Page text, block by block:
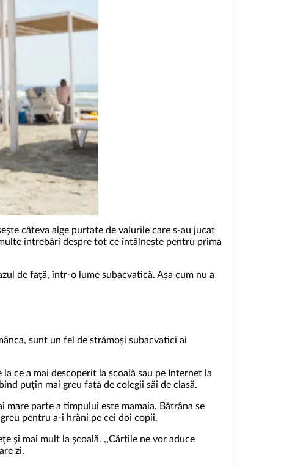
câteva alge purtate de valurile care s-au jucat
întrebări despre tot ce întâlnește pentru prima
de față, într-o lume subacvatică. Așa cum nu a
sunt un fel de strămoși subacvatici ai
ce a mai descoperit la școală sau pe Internet la
puțin mai greu față de colegii săi de clasă.
mare parte a timpului este mamaia. Bătrâna se
pentru a-i hrăni pe cei doi copii.
și mai mult la școală. ,,Cărțile ne vor aduce
zi.